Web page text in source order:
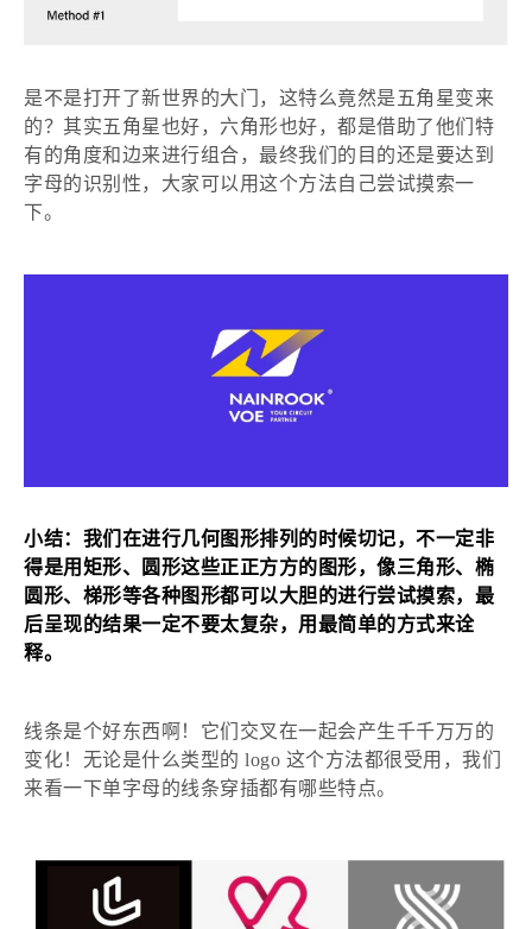
是不是打开了新世界的大门，这特么竟然是五角星变来
的？其实五角星也好，六角形也好，都是借助了他们特
有的角度和边来进行组合，最终我们的目的还是要达到
字母的识别性，大家可以用这个方法自己尝试摸索一
下。
小结：我们在进行几何图形排列的时候切记，不一定非
得是用矩形、圆形这些正正方方的图形，像三角形、椭
圆形、梯形等各种图形都可以大胆的进行尝试摸索，最
后呈现的结果一定不要太复杂，用最简单的方式来诠
释。
线条是个好东西啊！它们交叉在一起会产生千千万万的
变化！无论是什么类型的 logo 这个方法都很受用，我们
来看一下单字母的线条穿插都有哪些特点。